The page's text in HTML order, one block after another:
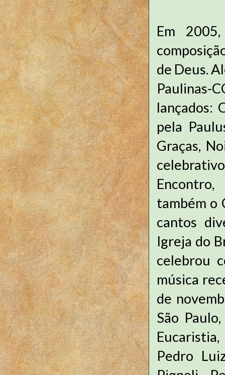
Em
de Deus.
Paulinas-
lançados:
pela
Graças,
também o
cantos
Igreja do
celebrou
música
de
São
Pedro